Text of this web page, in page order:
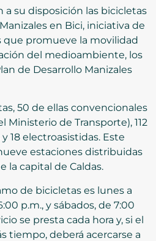
a su disposición las bicicletas
en Bici, iniciativa de
que promueve la movilidad
del medioambiente, los
de Desarrollo Manizales
50 de ellas convencionales
Ministerio de Transporte), 112
18 electroasistidas. Este
estaciones distribuidas
la capital de Caldas.
de bicicletas es lunes a
p.m., y sábados, de 7:00
se presta cada hora y, si el
tiempo, deberá acercarse a